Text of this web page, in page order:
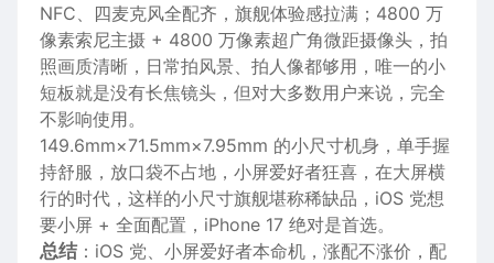
NFC、四麦克风全配齐，旗舰体验感拉满；4800 万
像素索尼主摄 + 4800 万像素超广角微距摄像头 ， 拍
照画质清晰，日常拍风景 、拍 人像都够用，唯一的小
短板就是没有长焦镜头 ，但对大多数用户来说，完全
不影响使用。
149.6mm×71.5mm×7.95mm 的小尺寸机身，单手握
持舒服，放口袋不占地，小屏爱好者狂喜，在大屏横
行的时代，这样的小尺寸旗舰堪称稀缺品，iOS 党想
要小屏 + 全面配置，iPhone 17 绝对是首选。
总结：iOS 党、小屏爱好者本命机，涨配不涨价，配